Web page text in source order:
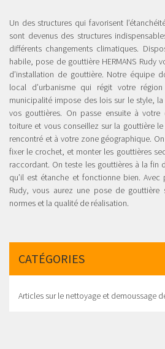
Un des structures qui favorisent
sont devenus des structures
différents changements climatiques.
habile, pose de gouttière HERMANS Rudy
d’installation de gouttière. Notre équipe
local d’urbanisme qui régit votre
municipalité impose des lois sur le style,
vos gouttières. On passe ensuite à
toiture et vous conseillez sur la gouttière
rencontré et à votre zone géographique.
fixer le crochet, et monter les gouttières
raccordant. On teste les gouttières à la fin
qu’il est étanche et fonctionne bien. Avec
Rudy, vous aurez une pose de gouttière
normes et la qualité de réalisation.
CATÉGORIES
Articles sur le nettoyage et demoussage